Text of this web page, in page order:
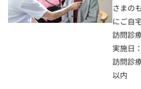
さまの
にご自
訪問診
実施日
訪問診
以内